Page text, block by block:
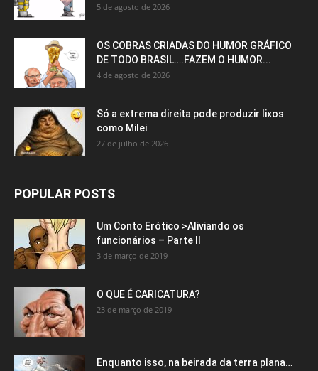
5 de agosto de 2026
OS COBRAS CRIADAS DO HUMOR GRÁFICO
DE TODO BRASIL….FAZEM O HUMOR...
4 de agosto de 2026
Só a extrema direita pode produzir lixos
como Milei
27 de julho de 2026
POPULAR POSTS
Um Conto Erótico >Aliviando os
funcionários – Parte II
3 de março de 2019
O QUE É CARICATURA?
23 de março de 2019
Enquanto isso, na beirada da terra plana…